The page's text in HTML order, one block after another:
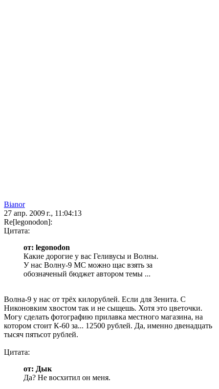
Bianor
27 апр. 2009 г., 11:04:13
Re[legonodon]:
Цитата:
от: legonodon
Какие дорогие у вас Геливусы и Волны.
У нас Волну-9 МС можно щас взять за
обозначеный бюджет автором темы ...
Волна-9 у нас от трёх килорублей. Если для Зенита. С
Никоновким хвостом так и не сыщешь. Хотя это цветочки.
Могу сделать фотографию прилавка местного магазина, на
котором стоит К-60 за... 12500 рублей. Да, именно двенадцать
тысяч пятьсот рублей.
Цитата:
от: Дык
Да? Не восхитил он меня.